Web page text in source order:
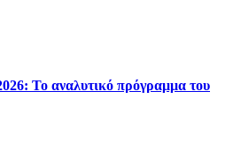
Το αναλυτικό πρόγραμμα του